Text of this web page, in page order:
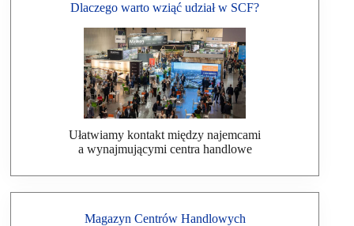
Dlaczego warto wziąć udział w SCF?
Ułatwiamy kontakt między najemcami
a wynajmującymi centra handlowe
Magazyn Centrów Handlowych